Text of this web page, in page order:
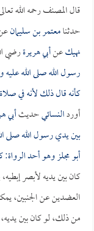
قال المصنف رحمه الله
حدثنامعتمر بن سليمان
نهيكعنأبي هريرةرضي
رسول الله صلى الله
كأنه قال ذلك لأنه في
أوردالنسائيحديثأبي
بين يدي رسول الله صلى
أبو مجلزوهو أحد الرواة:
كان بين يديه لأبصر
العضدين عن الجنبين،
من ذلك، لو كان بين